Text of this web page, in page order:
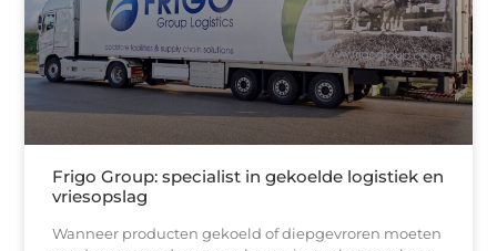
Frigo Group: specialist in gekoelde logistiek en
vriesopslag
Wanneer producten gekoeld of diepgevroren moeten